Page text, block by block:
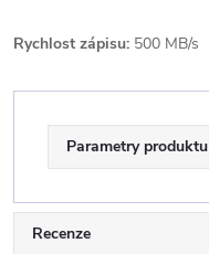
Rychlost zápisu: 500 MB/s
Parametry produktu
Recenze